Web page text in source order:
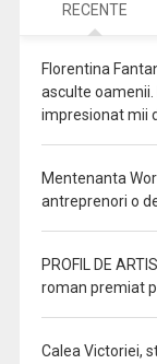
RECENTE
Florentina
asculte
impresionat mii
Mentenanta
antreprenori o
PROFIL DE
roman premiat
Calea Victoriei,